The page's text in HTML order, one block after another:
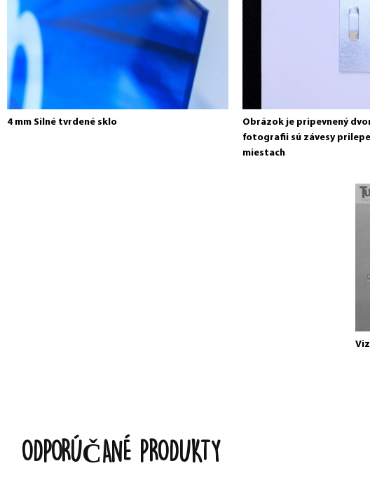
4 mm Silné tvrdené sklo
Obrázok je pripevnený
fotografii sú závesy
miestach
ODPORÚČANÉ PRODUKTY